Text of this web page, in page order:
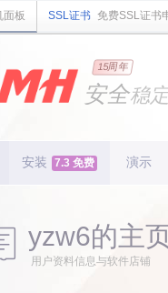
面板 SSL证书 免费SSL证书
15周年
国内领先
安全稳
安装 7.3 免费 演示
yzw6的主
用户资料信息与软件店铺